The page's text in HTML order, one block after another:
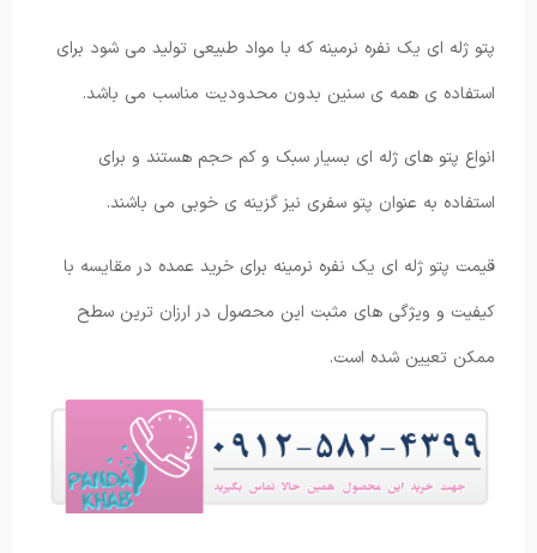
پتو ژله ای یک نفره نرمینه که با مواد طبیعی تولید می شود برای
استفاده ی همه ی سنین بدون محدودیت مناسب می باشد.
انواع پتو های ژله ای بسیار سبک و کم حجم هستند و برای
استفاده به عنوان پتو سفری نیز گزینه ی خوبی می باشند.
قیمت پتو ژله ای یک نفره نرمینه برای خرید عمده در مقایسه با
کیفیت و ویژگی های مثبت این محصول در ارزان ترین سطح
ممکن تعیین شده است.